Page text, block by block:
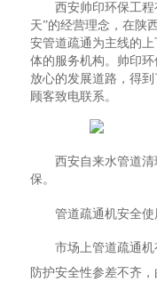
西安帅印环保工
天”的经营理念，在陕
安管道疏通为主线的
体的服务机构。帅印环
放心的发展道路，得
顾客致电联系。
西安自来水管道
保。
管道疏通机安全
市场上管道疏通机
防护安全性参差不齐